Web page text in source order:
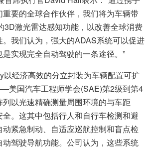
要的全球合作伙伴，我们将为车辆带
3D激光雷达感知功能，以改善全球消费
我们认为，强大的ADAS系统可以促进
实现完全自动驾驶的一条途径。”
以经济高效的分立封装为车辆配置可扩
美国汽车工程师学会(SAE)第2级到第4
以光速精确测量周围环境的与车距
。这其中包括行人和自行车检测和避
紧急制动、自适应巡航控制和盲点检
驾驶导航功能。公司认为，这些系统